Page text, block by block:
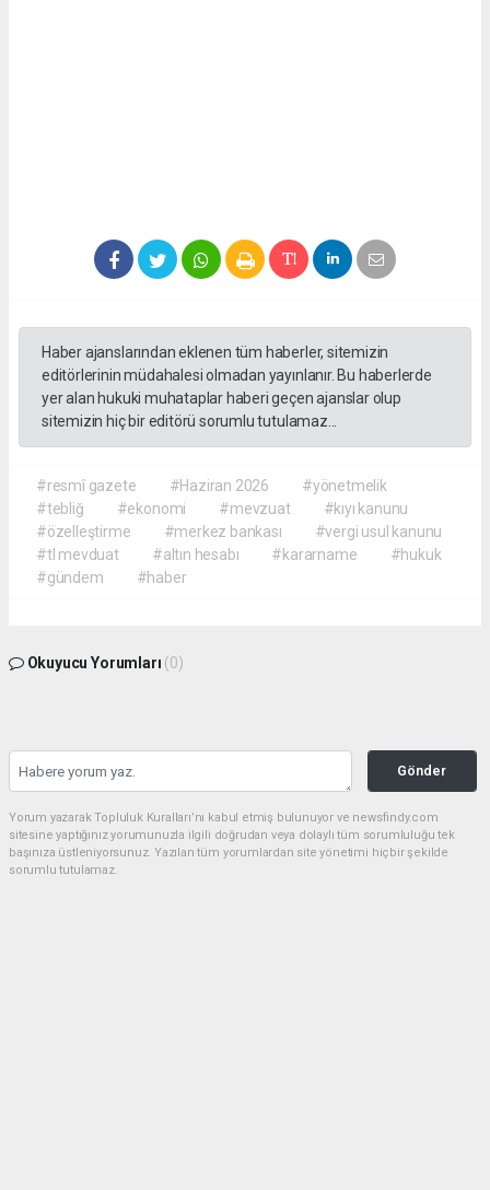
Haber ajanslarından eklenen tüm haberler, sitemizin
editörlerinin müdahalesi olmadan yayınlanır. Bu haberlerde
yer alan hukuki muhataplar haberi geçen ajanslar olup
sitemizin hiç bir editörü sorumlu tutulamaz...
#resmî gazete #Haziran 2026
#yönetmelik
#tebliğ
#ekonomi #mevzuat
#kıyı kanunu
#özelleştirme
#merkez bankası
#vergi usul kanunu
#tl mevduat
#altın hesabı #kararname
#hukuk
#gündem
#haber
Okuyucu Yorumları (0)
Gönder
Yorum yazarak Topluluk Kuralları’nı kabul etmiş bulunuyor ve newsfindy.com
sitesine yaptığınız yorumunuzla ilgili doğrudan veya dolaylı tüm sorumluluğu tek
başınıza üstleniyorsunuz. Yazılan tüm yorumlardan site yönetimi hiçbir şekilde
sorumlu tutulamaz.